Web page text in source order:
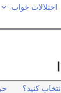
اختلالات خواب
کنید؟